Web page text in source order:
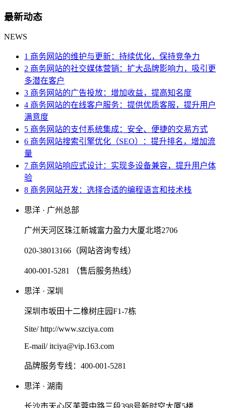
最新动态
NEWS
1 商务网站的维护与更新：持续优化，保持竞争力
2 商务网站的社交媒体营销：扩大品牌影响力，吸引更
多潜在客户
3 商务网站的广告投放：增加收益，提高知名度
4 商务网站的在线客户服务：提供优质客服，提升用户
满意度
5 商务网站的支付系统集成：安全、便捷的交易方式
6 商务网站搜索引擎优化（SEO）：提升排名，增加流
量
7 商务网站响应式设计：实现多设备兼容，提升用户体
验
8 商务网站开发：选择合适的编程语言和技术栈
思洋 · 广州总部
广州天河区珠江新城富力盈力大厦北塔2706
020-38013166（网站咨询专线）
400-001-5281 （售后服务热线）
思洋 · 深圳
深圳市坂田十二橡树庄园F1-7栋
Site/ http://www.szciya.com
E-mail/ itciya@vip.163.com
品牌服务专线：400-001-5281
思洋 · 湖南